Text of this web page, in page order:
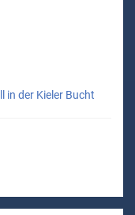
in der Kieler Bucht